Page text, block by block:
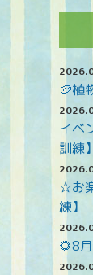
🥔植
イベ
訓練】
☆お
練】
🌻8